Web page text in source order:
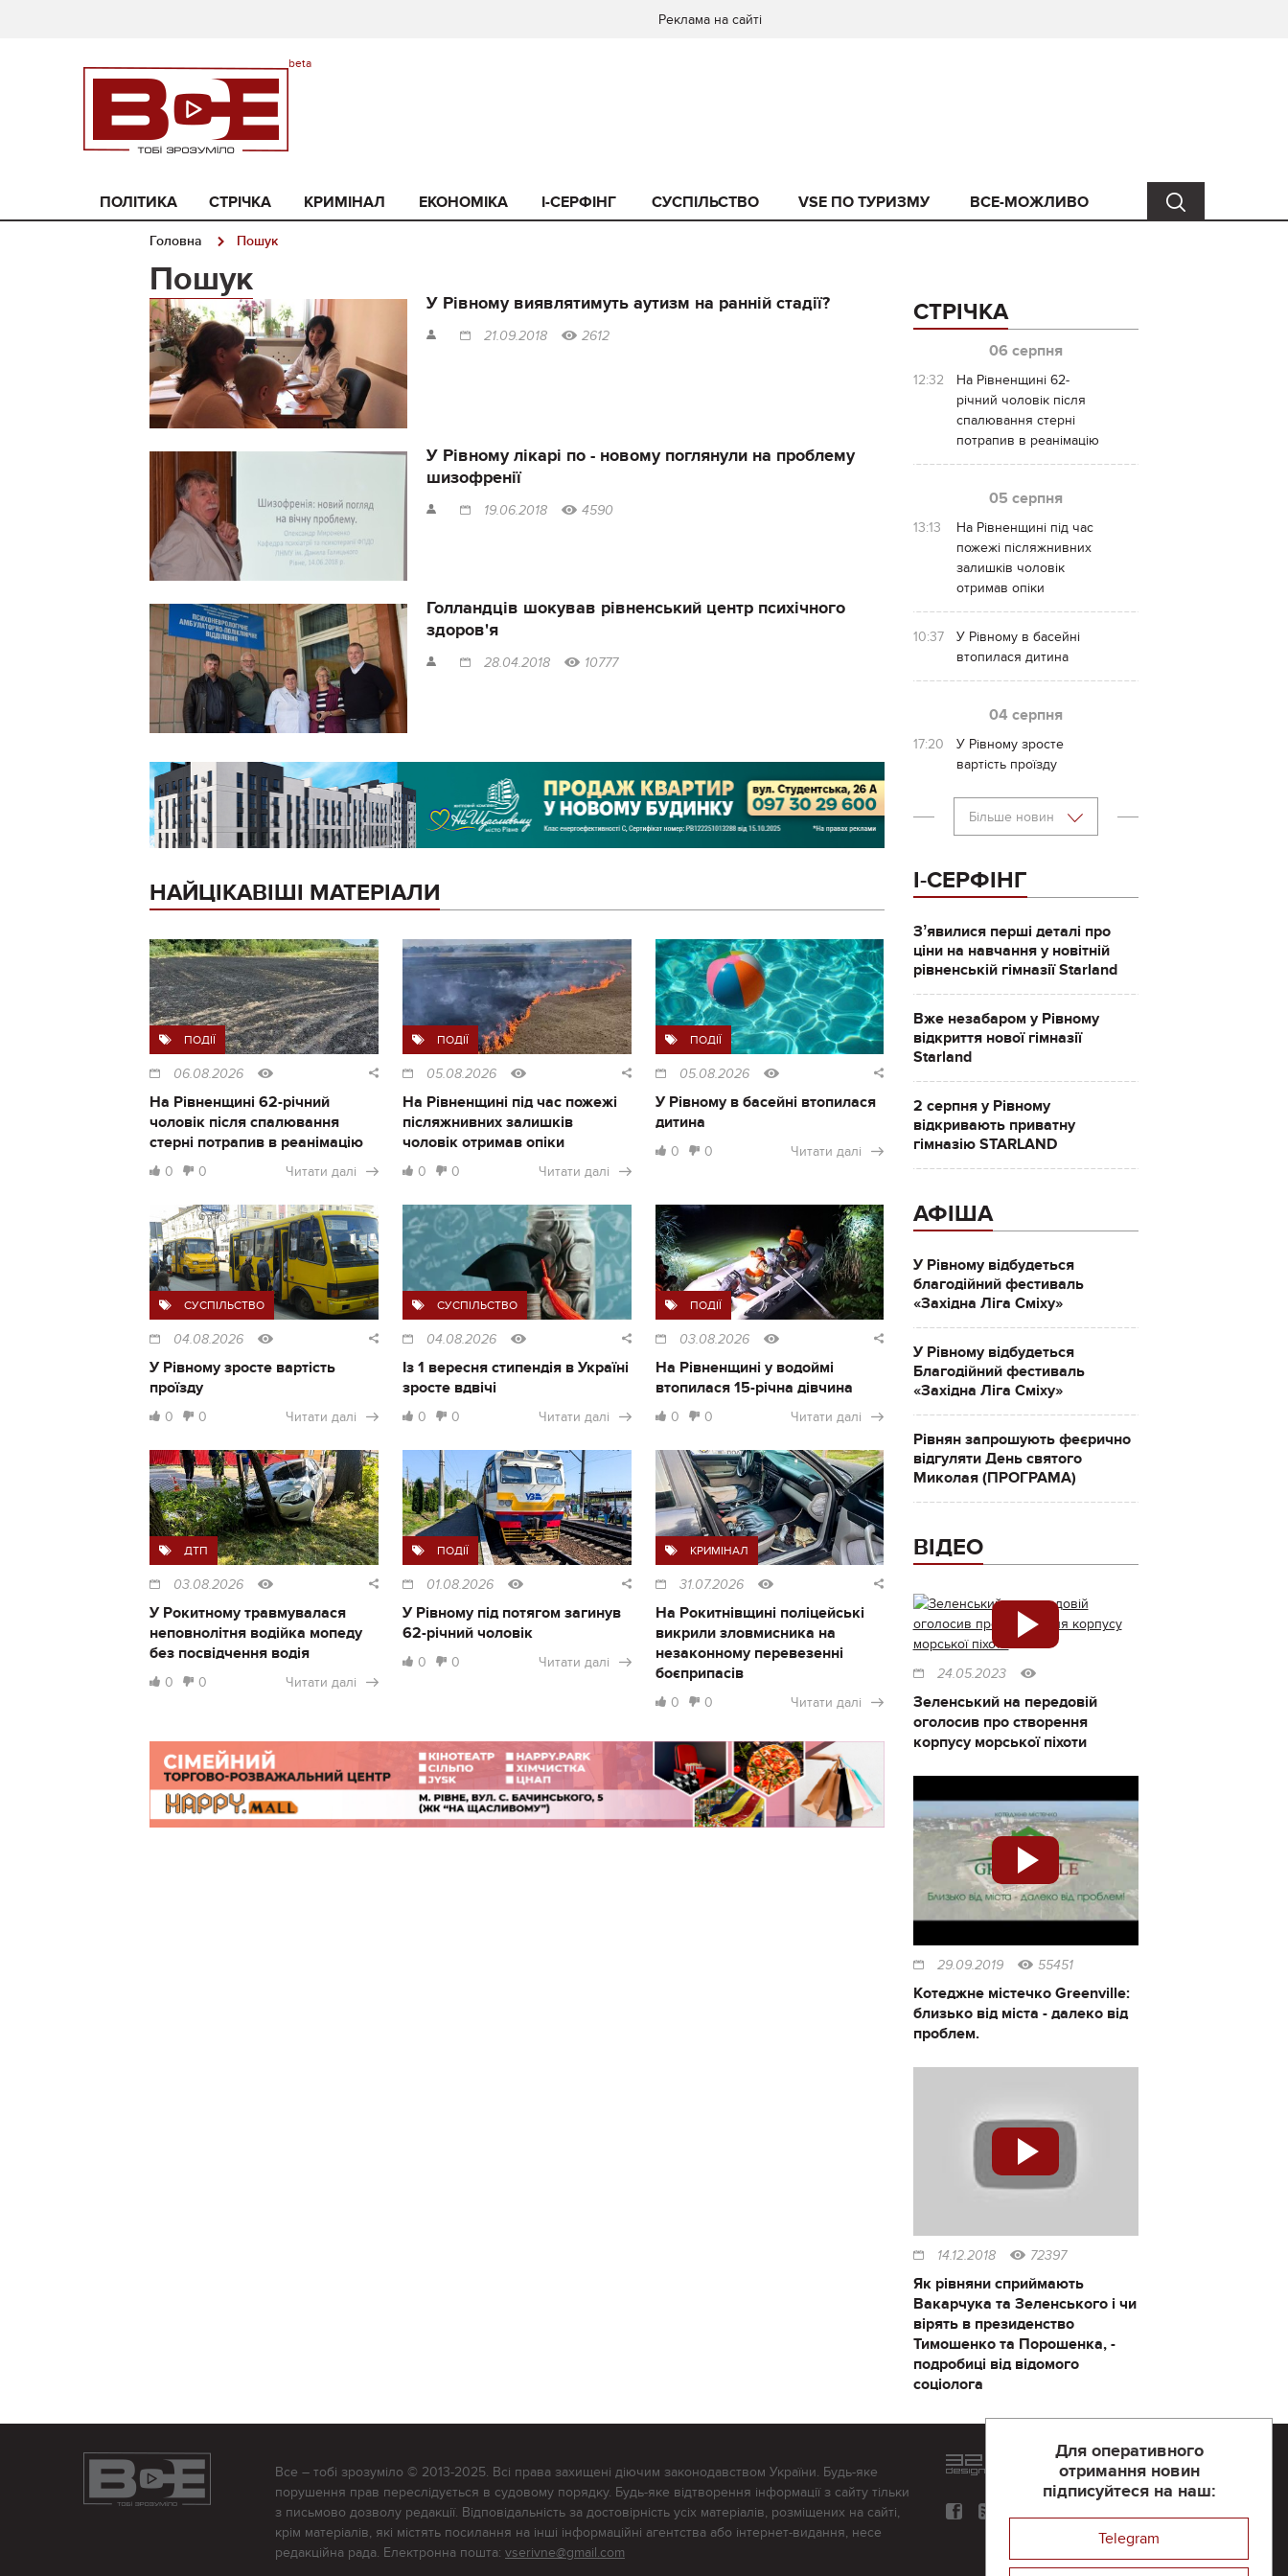
Реклама на сайті
ПОЛІТИКА СТРІЧКА КРИМІНАЛ ЕКОНОМІКА I-СЕРФІНГ СУСПІЛЬСТВО VSE ПО ТУРИЗМУ ВСЕ-МОЖЛИВО
Головна Пошук
Пошук
У Рівному виявлятимуть аутизм на ранній стадії?
21.09.2018 2612
У Рівному лікарі по - новому поглянули на проблему
шизофренії
19.06.2018 4590
Голландців шокував рівненський центр психічного
здоров'я
28.04.2018 10777
НАЙЦІКАВІШІ МАТЕРІАЛИ
ПОДІЇ
06.08.2026
На Рівненщині 62-річний
чоловік після спалювання
стерні потрапив в реанімацію
0 0 Читати далі
ПОДІЇ
05.08.2026
На Рівненщині під час пожежі
післяжнивних залишків
чоловік отримав опіки
0 0 Читати далі
ПОДІЇ
05.08.2026
У Рівному в басейні втопилася
дитина
0 0 Читати далі
СУСПІЛЬСТВО
04.08.2026
У Рівному зросте вартість
проїзду
0 0 Читати далі
СУСПІЛЬСТВО
04.08.2026
Із 1 вересня стипендія в Україні
зросте вдвічі
0 0 Читати далі
ПОДІЇ
03.08.2026
На Рівненщині у водоймі
втопилася 15-річна дівчина
0 0 Читати далі
ДТП
03.08.2026
У Рокитному травмувалася
неповнолітня водійка мопеду
без посвідчення водія
0 0 Читати далі
ПОДІЇ
01.08.2026
У Рівному під потягом загинув
62-річний чоловік
0 0 Читати далі
КРИМІНАЛ
31.07.2026
На Рокитнівщині поліцейські
викрили зловмисника на
незаконному перевезенні
боєприпасів
0 0 Читати далі
СТРІЧКА
06 серпня
12:32
На Рівненщині 62-
річний чоловік після
спалювання стерні
потрапив в реанімацію
05 серпня
13:13
На Рівненщині під час
пожежі післяжнивних
залишків чоловік
отримав опіки
10:37
У Рівному в басейні
втопилася дитина
04 серпня
17:20
У Рівному зросте
вартість проїзду
Більше новин
І-СЕРФІНГ
Зʼявилися перші деталі про
ціни на навчання у новітній
рівненській гімназії Starland
Вже незабаром у Рівному
відкриття нової гімназії
Starland
2 серпня у Рівному
відкривають приватну
гімназію STARLAND
АФІША
У Рівному відбудеться
благодійний фестиваль
«Західна Ліга Сміху»
У Рівному відбудеться
Благодійний фестиваль
«Західна Ліга Сміху»
Рівнян запрошують феєрично
відгуляти День святого
Миколая (ПРОГРАМА)
ВІДЕО
24.05.2023
Зеленський на передовій
оголосив про створення
корпусу морської піхоти
29.09.2019 55451
Котеджне містечко Greenville:
близько від міста - далеко від
проблем.
14.12.2018 72397
Як рівняни сприймають
Вакарчука та Зеленського і чи
вірять в президенство
Тимошенко та Порошенка, -
подробиці від відомого
соціолога
Для оперативного
отримання новин
підписуйтеся на наш:
Telegram
Все – тобі зрозуміло © 2013-2025. Всі права захищені діючим законодавством України. Будь-яке
порушення прав переслідується в судовому порядку. Будь-яке відтворення інформації з сайту тільки
з письмово дозволу редакції. Відповідальність за достовірність усіх матеріалів, розміщених на сайті,
крім матеріалів, які містять посилання на інші інформаційні агентства або інтернет-видання, несе
редакційна рада. Електронна пошта: vserivne@gmail.com
Розроблений та підтримується
компанії 32х32